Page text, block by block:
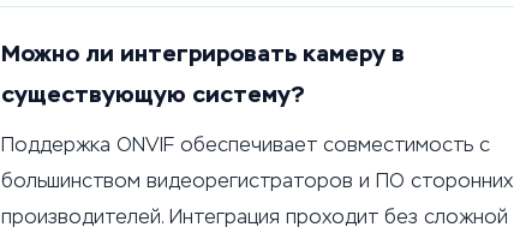
Можно ли интегрировать камеру в
существующую систему?
Поддержка ONVIF обеспечивает совместимость с
большинством видеорегистраторов и ПО сторонних
производителей. Интеграция проходит без сложной